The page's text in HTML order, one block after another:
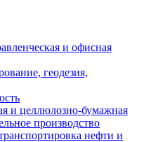
и офисная
геодезия,
и целлюлозно-бумажная
производство
нефти и